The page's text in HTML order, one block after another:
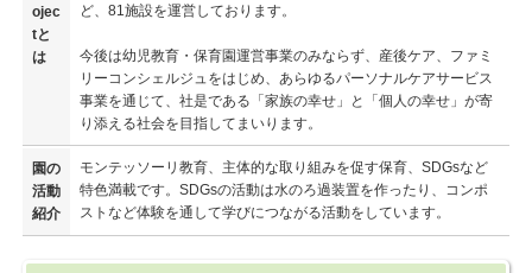
ojec
tと
は
ど、81施設を運営しております。
今後は幼児教育・保育園運営事業のみならず、産後ケア、ファミ
リーコンシェルジュをはじめ、あらゆるパーソナルケアサービス
事業を通じて、社是である「家族の幸せ」と「個人の幸せ」が寄
り添える社会を目指してまいります。
園の
活動
紹介
モンテッソーリ教育、主体的な取り組みを促す保育、SDGsなど
特色満載です。SDGsの活動は水のろ過装置を作ったり、コンポ
ストなど体験を通して学びにつながる活動をしています。